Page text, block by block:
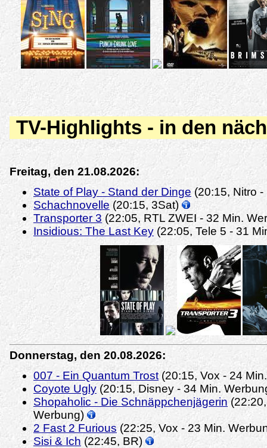
TV-Highlights - in den
Freitag, den 21.08.2026:
State of Play - Stand der Dinge (20:15, Nitro
Schachnovelle (20:15, 3Sat)
Transporter 3 (22:05, RTL ZWEI - 32 Min.
Insidious: The Last Key (22:05, Tele 5 - 31
Donnerstag, den 20.08.2026:
007 - Ein Quantum Trost(20:15, Vox - 24
Coyote Ugly (20:15, Disney - 34 Min.
Shopaholic - Die Schnäppchenjägerin
Werbung)
2 Fast 2 Furious(22:25, Vox - 23 Min.
Sisi & Ich (22:45, BR)